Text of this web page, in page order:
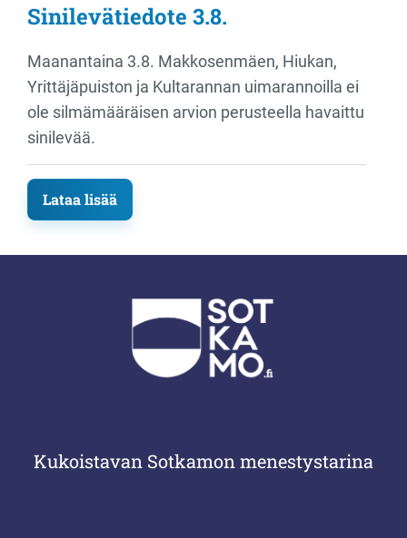
Sinilevätiedote 3.8.
Maanantaina 3.8. Makkosenmäen, Hiukan,
Yrittäjäpuiston ja Kultarannan uimarannoilla ei
ole silmämääräisen arvion perusteella havaittu
sinilevää.
Lataa lisää
Kukoistavan Sotkamon menestystarina